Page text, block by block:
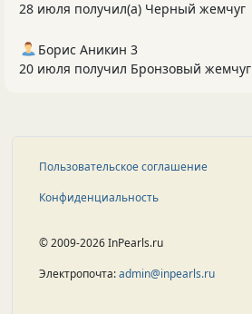
28 июля получил(а) Черный жемчуг
Борис Аникин 3
20 июля получил Бронзовый жемчуг
Пользовательское соглашение
Конфиденциальность
© 2009-2026 InPearls.ru
Электропочта:admin@inpearls.ru